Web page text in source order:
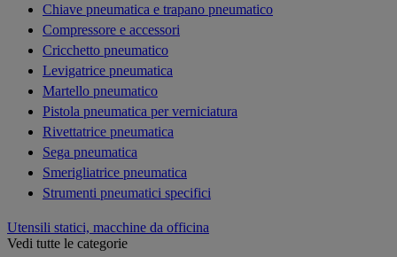
Chiave pneumatica e trapano pneumatico
Compressore e accessori
Cricchetto pneumatico
Levigatrice pneumatica
Martello pneumatico
Pistola pneumatica per verniciatura
Rivettatrice pneumatica
Sega pneumatica
Smerigliatrice pneumatica
Strumenti pneumatici specifici
Utensili statici, macchine da officina
Vedi tutte le categorie